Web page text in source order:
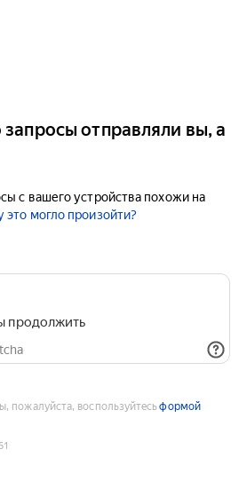
отправляли вы, а
с вашего устройства похожи на
это могло произойти?
продолжить
пожалуйста, воспользуйтесьформой